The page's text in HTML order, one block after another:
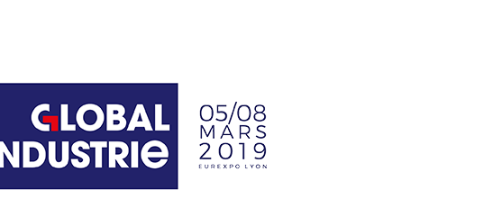
Interviews
Logiciels 3D
Matériaux